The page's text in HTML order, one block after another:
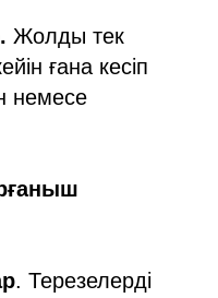
Жолды тек
ғана кесіп
немесе
. Терезелерді